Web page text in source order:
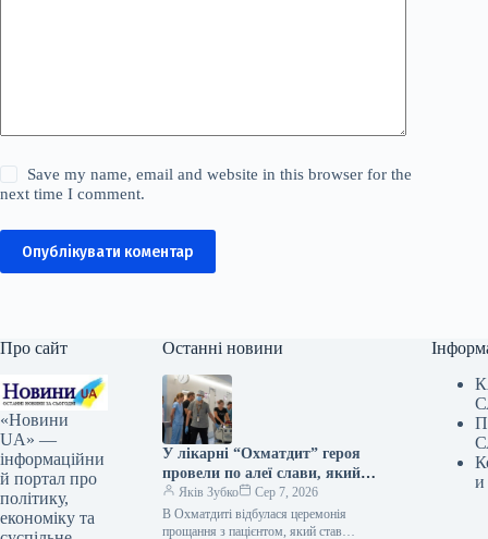
Save my name, email and website in this browser for the
next time I comment.
Опублікувати коментар
Про сайт
«Новини
UA» —
інформаційни
й портал про
політику,
економіку та
Останні новини
У лікарні “Охматдит” героя
провели по алеї слави, який
став посмертним донором
Яків Зубко
Сер 7, 2026
В Охматдиті відбулася церемонія
прощання з пацієнтом, який став
и